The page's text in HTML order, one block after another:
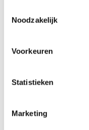
Noodzakelijk
Voorkeuren
Statistieken
Marketing